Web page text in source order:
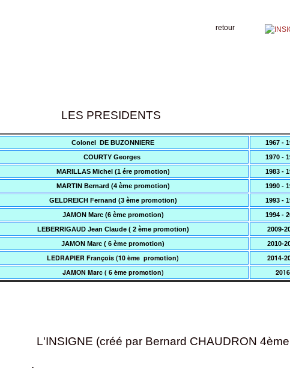
retour
PRESIDENTS
Colonel DE BUZONNIERE
1967 -
COURTY Georges
1970 -
MARILLAS Michel (1 ére promotion)
1983 -
MARTIN Bernard (4 ème promotion)
1990 -
GELDREICH Fernand (3 ème promotion)
1993 -
JAMON Marc (6 ème promotion)
1994 -
LEBERRIGAUD Jean Claude ( 2 ème promotion)
2009-
JAMON Marc ( 6 ème promotion)
2010-
LEDRAPIER François (10 ème promotion)
2014-
JAMON Marc ( 6 ème promotion)
2016
L'INSIGNE (créé par Bernard CHAUDRON